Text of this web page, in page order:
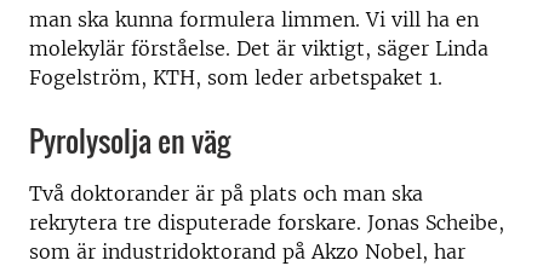
man ska kunna formulera limmen. Vi vill ha en
molekylär förståelse. Det är viktigt, säger Linda
Fogelström, KTH, som leder arbetspaket 1.
Pyrolysolja en väg
Två doktorander är på plats och man ska
rekrytera tre disputerade forskare. Jonas Scheibe,
som är industridoktorand på Akzo Nobel, har